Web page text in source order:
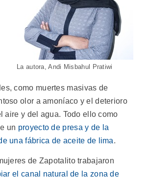
La autora, Andi Misbahul Pratiwi
como muertes masivas de
olor a amoníaco y el deterioro
aire y del agua. Todo ello como
un proyecto de presa y de la
una fábrica de aceite de lima.
de Zapotalito trabajaron
el canal natural de la zona de